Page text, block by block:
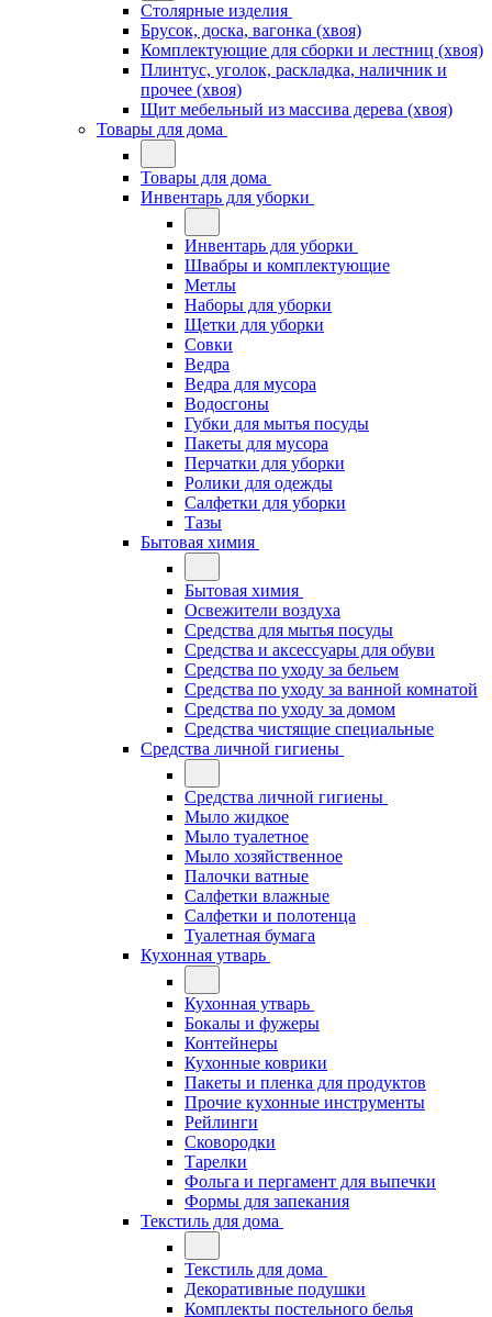
Столярные изделия
Брусок, доска, вагонка (хвоя)
Комплектующие для сборки и лестниц (хвоя)
Плинтус, уголок, раскладка, наличник и
прочее (хвоя)
Щит мебельный из массива дерева (хвоя)
Товары для дома
Товары для дома
Инвентарь для уборки
Инвентарь для уборки
Швабры и комплектующие
Метлы
Наборы для уборки
Щетки для уборки
Совки
Ведра
Ведра для мусора
Водосгоны
Губки для мытья посуды
Пакеты для мусора
Перчатки для уборки
Ролики для одежды
Салфетки для уборки
Тазы
Бытовая химия
Бытовая химия
Освежители воздуха
Средства для мытья посуды
Средства и аксессуары для обуви
Средства по уходу за бельем
Средства по уходу за ванной комнатой
Средства по уходу за домом
Средства чистящие специальные
Средства личной гигиены
Средства личной гигиены
Мыло жидкое
Мыло туалетное
Мыло хозяйственное
Палочки ватные
Салфетки влажные
Салфетки и полотенца
Туалетная бумага
Кухонная утварь
Кухонная утварь
Бокалы и фужеры
Контейнеры
Кухонные коврики
Пакеты и пленка для продуктов
Прочие кухонные инструменты
Рейлинги
Сковородки
Тарелки
Фольга и пергамент для выпечки
Формы для запекания
Текстиль для дома
Текстиль для дома
Декоративные подушки
Комплекты постельного белья